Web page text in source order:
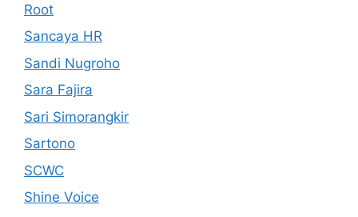
Root
Sancaya HR
Sandi Nugroho
Sara Fajira
Sari Simorangkir
Sartono
SCWC
Shine Voice